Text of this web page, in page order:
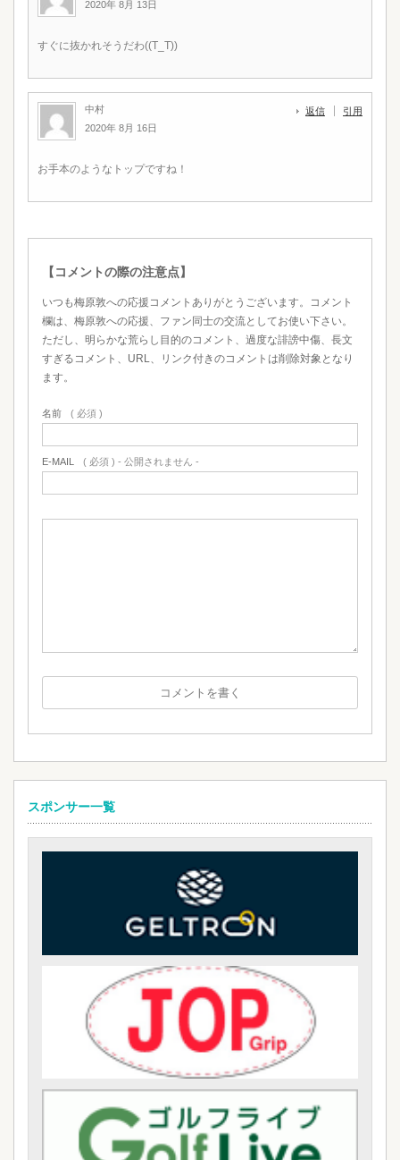
2020年 8月 13日
すぐに抜かれそうだわ((T_T))
中村
2020年 8月 16日
返信 引用
お手本のようなトップですね！
【コメントの際の注意点】
いつも梅原敦への応援コメントありがとうございます。コメント
欄は、梅原敦への応援、ファン同士の交流としてお使い下さい。
ただし、明らかな荒らし目的のコメント、過度な誹謗中傷、長文
すぎるコメント、URL、リンク付きのコメントは削除対象となり
ます。
名前 ( 必須 )
E-MAIL ( 必須 ) - 公開されません -
スポンサー一覧